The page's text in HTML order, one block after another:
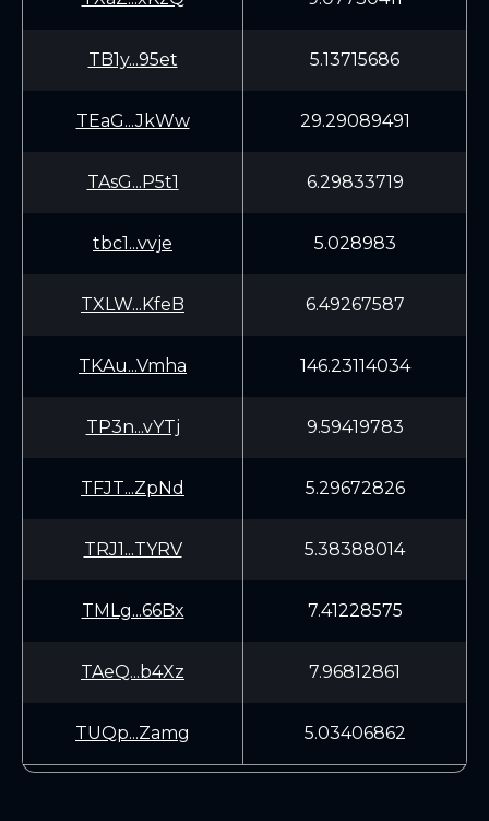
TB1y...95et 5.13715686
TEaG...JkWw 29.29089491
TAsG...P5t1 6.29833719
tbc1...vvje 5.028983
TXLW...KfeB 6.49267587
TKAu...Vmha 146.23114034
TP3n...vYTj 9.59419783
TFJT...ZpNd 5.29672826
TRJ1...TYRV 5.38388014
TMLg...66Bx 7.41228575
TAeQ...b4Xz 7.96812861
TUQp...Zamg 5.03406862